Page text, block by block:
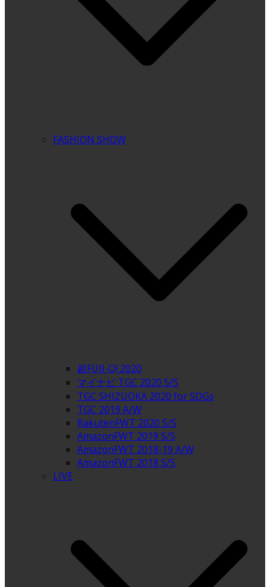
FASHION SHOW
超FUJI-Q! 2020
マイナビ TGC 2020 S/S
TGC SHIZUOKA 2020 for SDGs
TGC 2019 A/W
RakutenFWT 2020 S/S
AmazonFWT 2019 S/S
AmazonFWT 2018-19 A/W
AmazonFWT 2018 S/S
LIVE